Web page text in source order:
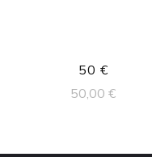
50 €
50,00€